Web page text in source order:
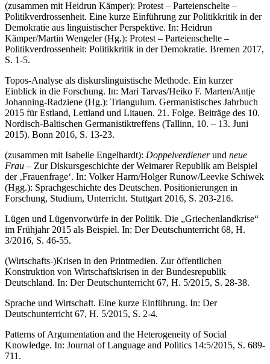
(zusammen mit Heidrun Kämper): Protest – Parteienschelte –
Politikverdrossenheit. Eine kurze Einführung zur Politikkritik in der
Demokratie aus linguistischer Perspektive. In: Heidrun
Kämper/Martin Wengeler (Hg.): Protest – Parteienschelte –
Politikverdrossenheit: Politikkritik in der Demokratie. Bremen 2017,
S. 1-5.
Topos-Analyse als diskurslinguistische Methode. Ein kurzer
Einblick in die Forschung. In: Mari Tarvas/Heiko F. Marten/Antje
Johanning-Radziene (Hg.): Triangulum. Germanistisches Jahrbuch
2015 für Estland, Lettland und Litauen. 21. Folge. Beiträge des 10.
Nordisch-Baltischen Germanistiktreffens (Tallinn, 10. – 13. Juni
2015). Bonn 2016, S. 13-23.
(zusammen mit Isabelle Engelhardt): Doppelverdienerund neue
Frau – Zur Diskursgeschichte der Weimarer Republik am Beispiel
der ‚Frauenfrage‘. In: Volker Harm/Holger Runow/Leevke Schiwek
(Hgg.): Sprachgeschichte des Deutschen. Positionierungen in
Forschung, Studium, Unterricht. Stuttgart 2016, S. 203-216.
Lügen und Lügenvorwürfe in der Politik. Die „Griechenlandkrise“
im Frühjahr 2015 als Beispiel. In: Der Deutschunterricht 68, H.
3/2016, S. 46-55.
(Wirtschafts-)Krisen in den Printmedien. Zur öffentlichen
Konstruktion von Wirtschaftskrisen in der Bundesrepublik
Deutschland. In: Der Deutschunterricht 67, H. 5/2015, S. 28-38.
Sprache und Wirtschaft. Eine kurze Einführung. In: Der
Deutschunterricht 67, H. 5/2015, S. 2-4.
Patterns of Argumentation and the Heterogeneity of Social
Knowledge. In: Journal of Language and Politics 14:5/2015, S. 689-
711.